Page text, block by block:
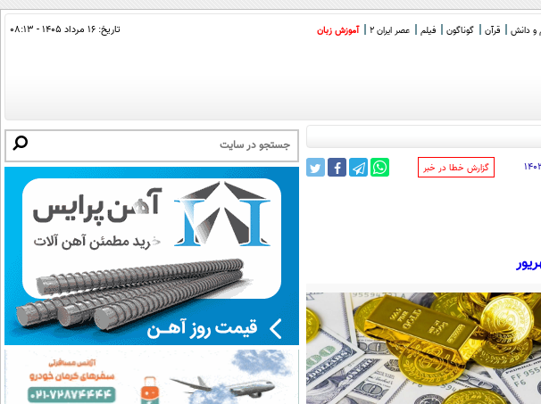
و دانش قرآن گوناگون فیلم عصر ایران 2 آموزش زبان تاریخ: ۱۶ مرداد ۱۴۰۵ - ۰۸:۱۳
‌گزارش خطا در خبر